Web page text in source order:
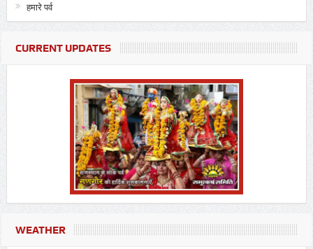
हमारे पर्व
CURRENT UPDATES
WEATHER